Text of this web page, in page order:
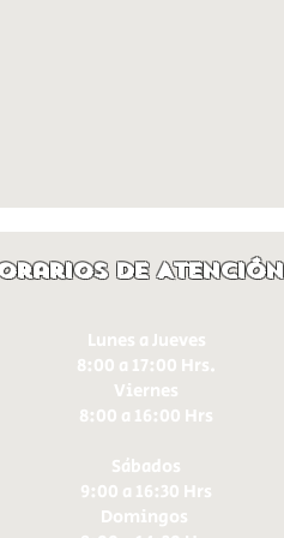
de Atención
Lunes a Jueves
8:00 a 17:00 Hrs.
Viernes
8:00 a 16:00 Hrs​
Sábados
9:00 a 16:30 Hrs
Domingos